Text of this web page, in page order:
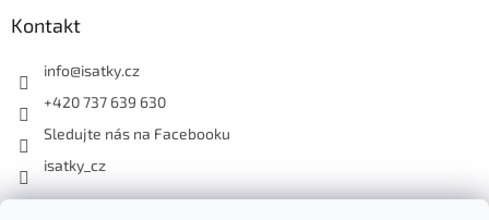
Kontakt
info@isatky.cz
+420 737 639 630
Sledujte nás na Facebooku
isatky_cz